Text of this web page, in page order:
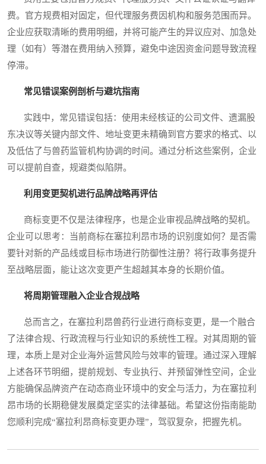
费。官方规费相对固定，但代理服务费因机构和服务范围而异。
企业应获取清晰的费用明细，并将可能产生的异议应对、加急处
理（如有）等潜在费用纳入预算，避免中途因资金问题导致流程
停滞。
常见错误案例剖析与避坑指南
实践中，常见错误包括：使用未经核证的公司文件、遗漏股
东决议等关键内部文件、地址变更未精确到官方要求的格式、以
及低估了与兽药监管机构协调的时间。通过分析这些案例，企业
可以提前自查，规避类似陷阱。
利用变更契机进行品牌战略再评估
商标变更不仅是法律程序，也是企业审视品牌战略的契机。
企业可以思考：当前商标在塞拉利昂市场的识别度如何？是否需
要针对新的产品线或目标市场进行防御性注册？将行政事务提升
至战略层面，能让这次变更产生超越其本身的长期价值。
将周期管理融入企业合规战略
总而言之，在塞拉利昂兽药行业进行商标变更，是一个融合
了法律合规、行政流程与行业知识的系统性工程。对其周期的管
理，本质上是对企业海外运营风险与效率的管理。通过深入理解
上述各环节明细，提前规划、专业执行、并预留弹性空间，企业
方能确保品牌资产在动态商业环境中的安全与活力，为在塞拉利
昂市场的长期稳健发展奠定坚实的法律基础。希望这份指南能助
您顺利完成“塞拉利昂商标变更办理”，驾驭复杂，把握先机。